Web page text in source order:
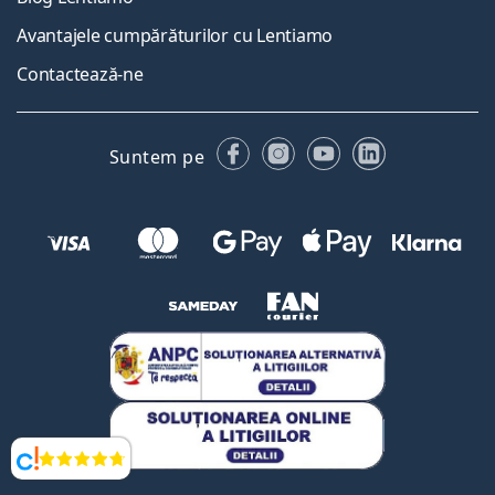
Opinii
Avantajele cumpărăturilor cu Lentiamo
Contactează-ne
Suntem pe FacebookInstagram
YouTubeLinkedIn